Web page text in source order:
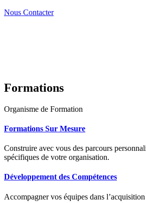
Nous Contacter
Formations
Organisme de Formation
Formations Sur Mesure
Construire avec vous des parcours
spécifiques de votre organisation.
Développement des Compétences
Accompagner vos équipes dans